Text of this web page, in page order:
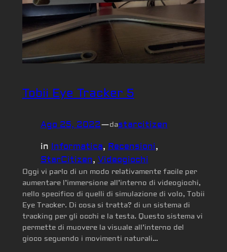
Tobii Eye Tracker 5
Ago 25, 2022—dastarcitizen
in Informatica, Recensioni
StarCitizen, Videogiochi
Oggi vi parlo di un modo relativamente facile per
aumentare l’immersione all’interno di videogiochi,
nello specifico di quelli di simulazione di volo, Tobii
Eye Tracker. Di cosa si tratta? di un sistema di
tracking per gli occhi e la testa. Questo sistema vi
permette di muovere la visuale all’interno del
gioco seguendo i movimenti naturali…